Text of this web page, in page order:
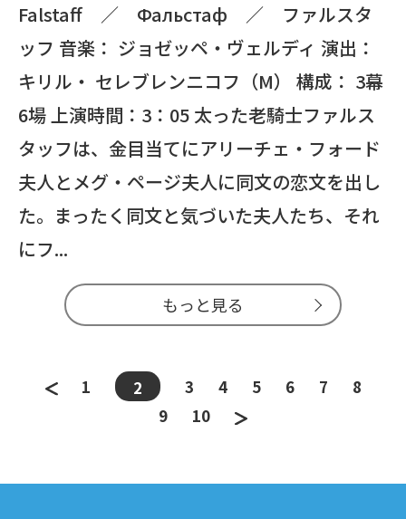
Falstaff ／ Фальстаф ／ ファルスタ
ッフ 音楽： ジョゼッペ・ヴェルディ 演出：
キリル・ セレブレンニコフ（M） 構成： 3幕
6場 上演時間：3：05 太った老騎士ファルス
タッフは、金目当てにアリーチェ・フォード
夫人とメグ・ページ夫人に同文の恋文を出し
た。まったく同文と気づいた夫人たち、それ
にフ...
もっと見る
1 2 3 4 5 6 7
8
9
10